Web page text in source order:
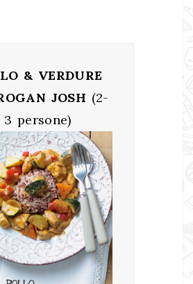
& VERDURE
JOSH (2-
3 persone)